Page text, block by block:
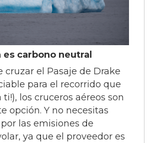
carbono neutral
cruzar el Pasaje de Drake
para el recorrido que
ti!), los cruceros aéreos son
opción. Y no necesitas
las emisiones de
ya que el proveedor es